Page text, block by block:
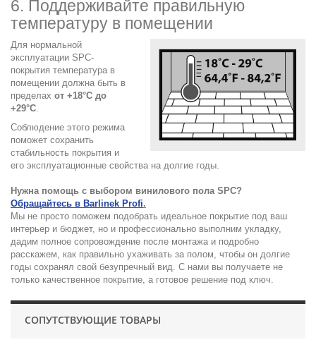
6. Поддерживайте правильную
температуру в помещении
Для нормальной
эксплуатации SPC-
покрытия температура в
помещении должна быть в
пределах от +18°C до
+29°C.
Соблюдение этого режима
поможет сохранить
стабильность покрытия и
его эксплуатационные свойства на долгие годы.
Нужна помощь с выбором винилового пола SPC?
Обращайтесь в Barlinek Profi.
Мы не просто поможем подобрать идеальное покрытие под ваш
интерьер и бюджет, но и профессионально выполним укладку,
дадим полное сопровождение после монтажа и подробно
расскажем, как правильно ухаживать за полом, чтобы он долгие
годы сохранял свой безупречный вид. С нами вы получаете не
только качественное покрытие, а готовое решение под ключ.
СОПУТСТВУЮЩИЕ ТОВАРЫ